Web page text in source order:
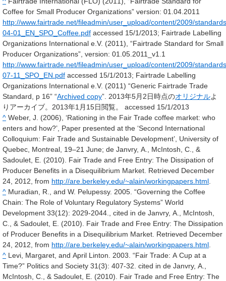
Coffee for Small Producer Organizations” version: 01.04.2011
http://www.fairtrade.net/fileadmin/user_upload/content/2009/
04-01_EN_SPO_Coffee.pdf accessed 15/1/2013; Fairtrade Labelling
Organizations International e.V. (2011), “Fairtrade Standard for Small
Producer Organizations”, version: 01.05.2011_v1.1
http://www.fairtrade.net/fileadmin/user_upload/content/2009/
07-11_SPO_EN.pdf accessed 15/1/2013; Fairtrade Labelling
Organizations International e.V. (2011) “Generic Fairtrade Trade
Standard, p 16” “Archived copy”. 2013年5月2日時点のオリジナルよ
りアーカイブ。2013年1月15日閲覧。
accessed 15/1/2013
^ Weber, J. (2006), ‘Rationing in the Fair Trade coffee market: who
enters and how?’, Paper presented at the ‘Second International
Colloquium: Fair Trade and Sustainable Development’, University of
Quebec, Montreal, 19–21 June; de Janvry, A., McIntosh, C., &
Sadoulet, E. (2010). Fair Trade and Free Entry: The Dissipation of
Producer Benefits in a Disequilibrium Market. Retrieved December
24, 2012, from http://are.berkeley.edu/~alain/workingpapers.html
^ Muradian, R., and W. Pelupessy. 2005. “Governing the Coffee
Chain: The Role of Voluntary Regulatory Systems” World
Development 33(12): 2029-2044., cited in de Janvry, A., McIntosh,
C., & Sadoulet, E. (2010). Fair Trade and Free Entry: The Dissipation
of Producer Benefits in a Disequilibrium Market. Retrieved December
24, 2012, from http://are.berkeley.edu/~alain/workingpapers.html
^ Levi, Margaret, and April Linton. 2003. “Fair Trade: A Cup at a
Time?” Politics and Society 31(3): 407-32. cited in de Janvry, A.,
McIntosh, C., & Sadoulet, E. (2010). Fair Trade and Free Entry: The